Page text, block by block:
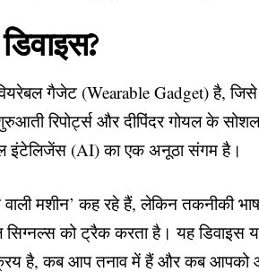
गैजेट (Wearable Gadget) है,
रिपोर्ट्स और दीपिंदर गोयल के
इंटेलिजेंस (AI) का एक अनूठा संगम है।
मशीन’ कह रहे हैं, लेकिन तकनीकी
सिग्नल्स को ट्रैक करता है। यह
है, कब आप तनाव में हैं और कब आपको